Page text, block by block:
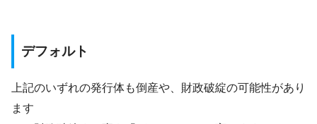
デフォルト
上記のいずれの発行体も倒産や、財政破綻の可能性があり
ます